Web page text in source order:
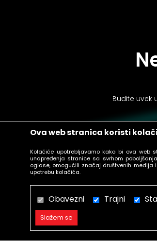
Ova web stranica koristi
Kolačiće upotrebljavamo kako bi ova
unapređenja stranice sa svrhom
oglase, omogućili značaj društvenih
upotrebu kolačića.
Obavezni Trajni
Slažem se
Budite uvek